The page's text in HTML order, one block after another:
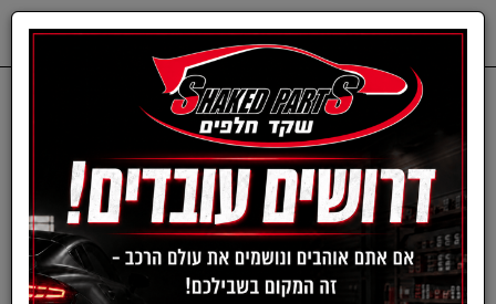
פילטר מזגן-הונדה
פילטר מזגן-הונדה
‹
«
»
›
סינון ומיון ›